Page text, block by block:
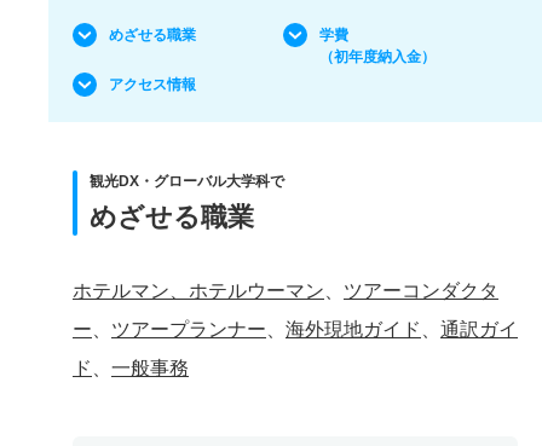
めざせる職業
学費
（初年度納入金）
アクセス情報
観光DX・グローバル大学科で
めざせる職業
ホテルマン、ホテルウーマン
ツアーコンダクタ
ー
ツアープランナー 海外現地ガイド
通訳ガイ
ド
一般事務